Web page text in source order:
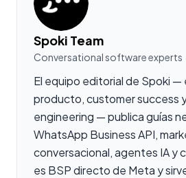
Spoki Team
Conversational software experts
El equipo editorial de Spoki —
producto, customer success
engineering — publica guías
WhatsApp Business API,
conversacional, agentes IA y
es BSP directo de Meta y